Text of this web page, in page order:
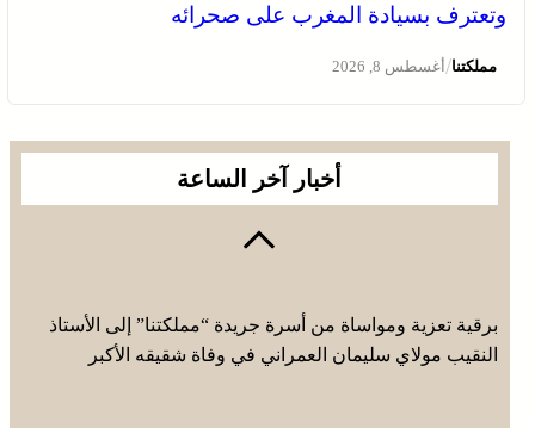
وتعترف بسيادة المغرب على صحرائه
مملكتنا/أغسطس 8, 2026
أخبار آخر الساعة
برقية تعزية ومواساة من أسرة جريدة “مملكتنا” إلى الأستاذ
النقيب مولاي سليمان العمراني في وفاة شقيقه الأكبر